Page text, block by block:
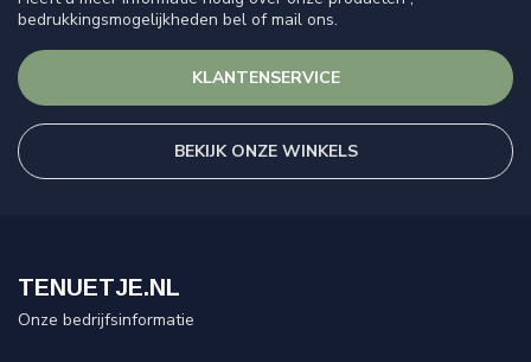
bedrukkingsmogelijkheden bel of mail ons.
KLANTENSERVICE
BEKIJK ONZE WINKELS
TENUETJE.NL
Onze bedrijfsinformatie